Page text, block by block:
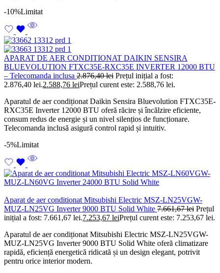
-10%Limitat
APARAT DE AER CONDITIONAT DAIKIN SENSIRA
BLUEVOLUTION FTXC35E-RXC35E INVERTER 12000 BTU
– Telecomanda inclusa 2.876,40lei Prețul inițial a fost:
2.876,40 lei.2.588,76 leiPrețul curent este: 2.588,76 lei.
Aparatul de aer condiționat Daikin Sensira Bluevolution FTXC35E-
RXC35E Inverter 12000 BTU oferă răcire și încălzire eficiente,
consum redus de energie și un nivel silențios de funcționare.
Telecomanda inclusă asigură control rapid și intuitiv.
-5%Limitat
Aparat de aer conditionat Mitsubishi Electric MSZ-LN25VGW-
MUZ-LN25VG Inverter 9000 BTU Solid White 7.661,67lei Prețul
inițial a fost: 7.661,67 lei.7.253,67 leiPrețul curent este: 7.253,67 lei.
Aparatul de aer condiționat Mitsubishi Electric MSZ-LN25VGW-
MUZ-LN25VG Inverter 9000 BTU Solid White oferă climatizare
rapidă, eficiență energetică ridicată și un design elegant, potrivit
pentru orice interior modern.